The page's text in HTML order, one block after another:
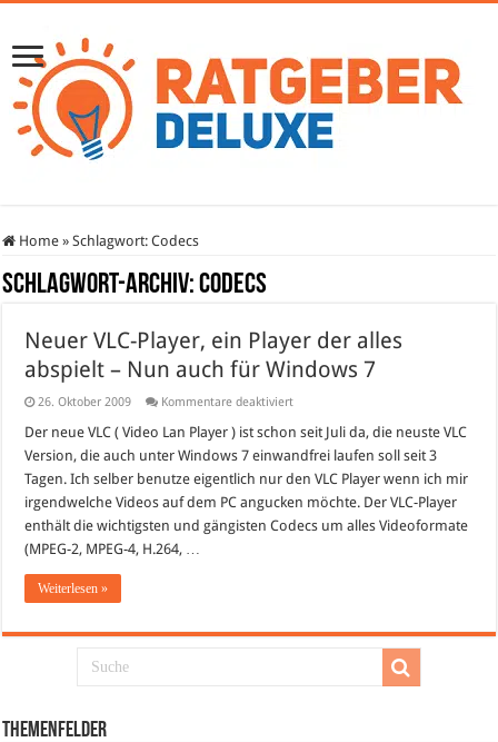
Home » Schlagwort:Codecs
Schlagwort-Archiv:Codecs
Neuer VLC-Player, ein Player der alles
abspielt – Nun auch für Windows 7
26. Oktober 2009 Kommentare deaktiviertfür
VLC-
Player,
ein
Player
der
alles
abspielt
–
Der neue VLC ( Video Lan Player ) ist schon seit Juli da, die neuste VLC
Version, die auch unter Windows 7 einwandfrei laufen soll seit 3
Tagen. Ich selber benutze eigentlich nur den VLC Player wenn ich mir
irgendwelche Videos auf dem PC angucken möchte. Der VLC-Player
enthält die wichtigsten und gängisten Codecs um alles Videoformate
(MPEG-2, MPEG-4, H.264, …
Weiterlesen »
Themenfelder